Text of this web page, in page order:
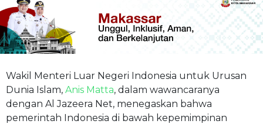
Wakil Menteri Luar Negeri Indonesia untuk Urusan
Dunia Islam, Anis Matta, dalam wawancaranya
dengan Al Jazeera Net, menegaskan bahwa
pemerintah Indonesia di bawah kepemimpinan